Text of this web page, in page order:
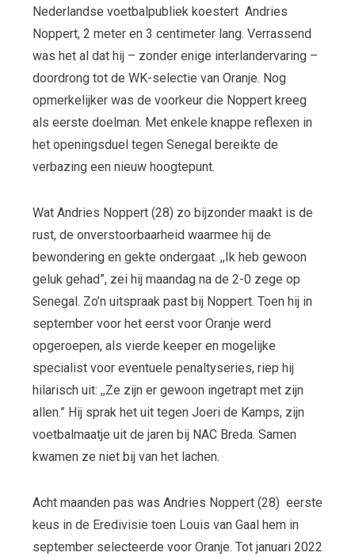
Nederlandse voetbalpubliek koestert Andries
Noppert, 2 meter en 3 centimeter lang. Verrassend
was het al dat hij – zonder enige interlandervaring –
doordrong tot de WK-selectie van Oranje. Nog
opmerkelijker was de voorkeur die Noppert kreeg
als eerste doelman. Met enkele knappe reflexen in
het openingsduel tegen Senegal bereikte de
verbazing een nieuw hoogtepunt.
Wat Andries Noppert (28) zo bijzonder maakt is de
rust, de onverstoorbaarheid waarmee hij de
bewondering en gekte ondergaat. ,,Ik heb gewoon
geluk gehad”, zei hij maandag na de 2-0 zege op
Senegal. Zo’n uitspraak past bij Noppert. Toen hij in
september voor het eerst voor Oranje werd
opgeroepen, als vierde keeper en mogelijke
specialist voor eventuele penaltyseries, riep hij
hilarisch uit: ,,Ze zijn er gewoon ingetrapt met zijn
allen.” Hij sprak het uit tegen Joeri de Kamps, zijn
voetbalmaatje uit de jaren bij NAC Breda. Samen
kwamen ze niet bij van het lachen.
Acht maanden pas was Andries Noppert (28) eerste
keus in de Eredivisie toen Louis van Gaal hem in
september selecteerde voor Oranje. Tot januari 2022